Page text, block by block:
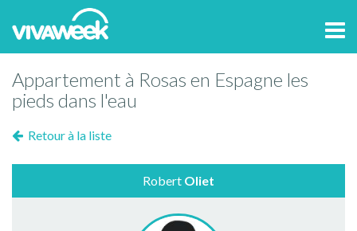
Appartement à Rosas en Espagne les
pieds dans l'eau
Retour à la liste
Robert Oliet